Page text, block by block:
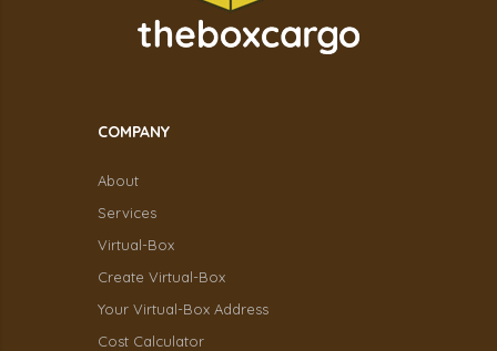
COMPANY
About
Services
Virtual-Box
Create Virtual-Box
Your Virtual-Box Address
Cost Calculator